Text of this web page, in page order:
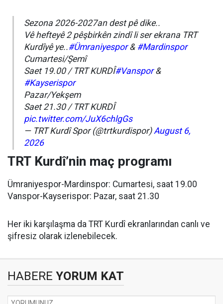
Sezona 2026-2027an dest pê dike..
Vê hefteyê 2 pêşbirkên zindî li ser ekrana TRT
Kurdîyê ye..#Ümraniyespor& #Mardinspor
Cumartesi/Şemî
Saet 19.00 / TRT KURDÎ#Vanspor&
#Kayserispor
Pazar/Yekşem
Saet 21.30 / TRT KURDÎ
pic.twitter.com/JuX6chlgGs
— TRT Kurdî Spor (@trtkurdispor)August 6,
2026
TRT Kurdî’nin maç programı
Ümraniyespor-Mardinspor: Cumartesi, saat 19.00
Vanspor-Kayserispor: Pazar, saat 21.30
Her iki karşılaşma da TRT Kurdî ekranlarından canlı ve
şifresiz olarak izlenebilecek.
HABERE YORUM KAT